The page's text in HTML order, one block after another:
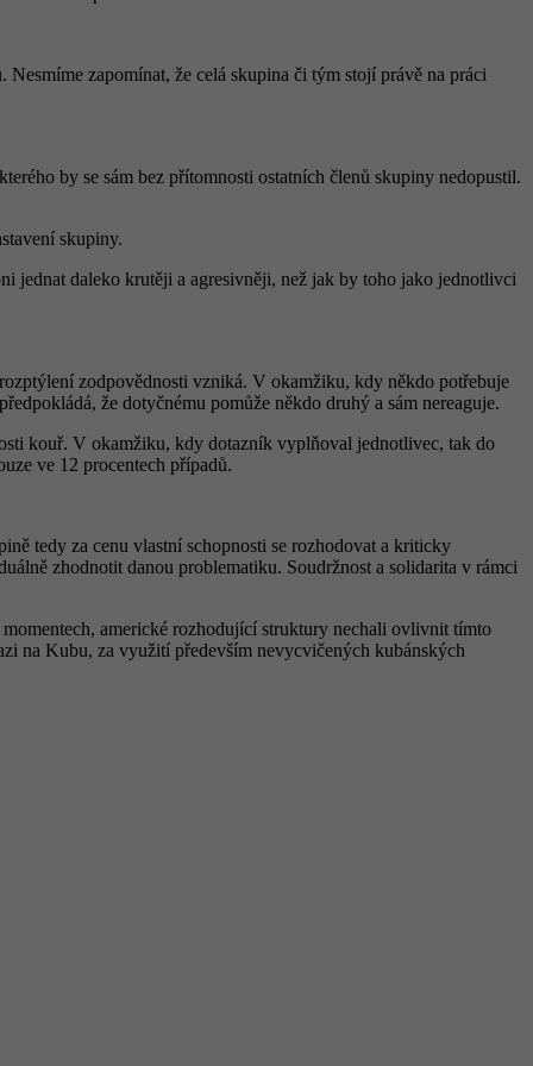
zapomínat, že celá skupina či tým stojí právě na práci
by se sám bez přítomnosti ostatních členů skupiny nedopustil.
skupiny.
jednat daleko krutěji a agresivněji, než jak by toho jako jednotlivci
zodpovědnosti vzniká. V okamžiku, kdy někdo potřebuje
že dotyčnému pomůže někdo druhý a sám nereaguje.
kouř. V okamžiku, kdy dotazník vyplňoval jednotlivec, tak do
ve 12 procentech případů.
tedy za cenu vlastní schopnosti se rozhodovat a kriticky
zhodnotit danou problematiku. Soudržnost a solidarita v rámci
americké rozhodující struktury nechali ovlivnit tímto
na Kubu, za využití především nevycvičených kubánských